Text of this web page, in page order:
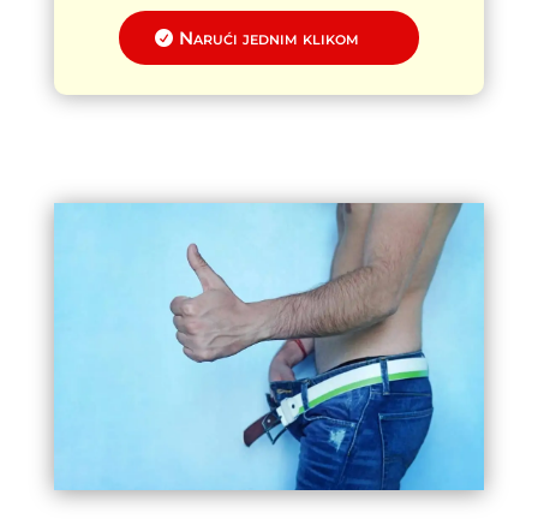
Narući jednim klikom